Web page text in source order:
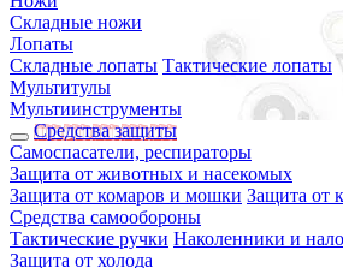
Складные ножи
Лопаты
Складные лопаты Тактические лопаты
Мультитулы
Мультиинструменты
Средства защиты
Самоспасатели, респираторы
Защита от животных и насекомых
Защита от комаров и мошки Защита от
Средства самообороны
Тактические ручки Наколенники и
Защита от холода